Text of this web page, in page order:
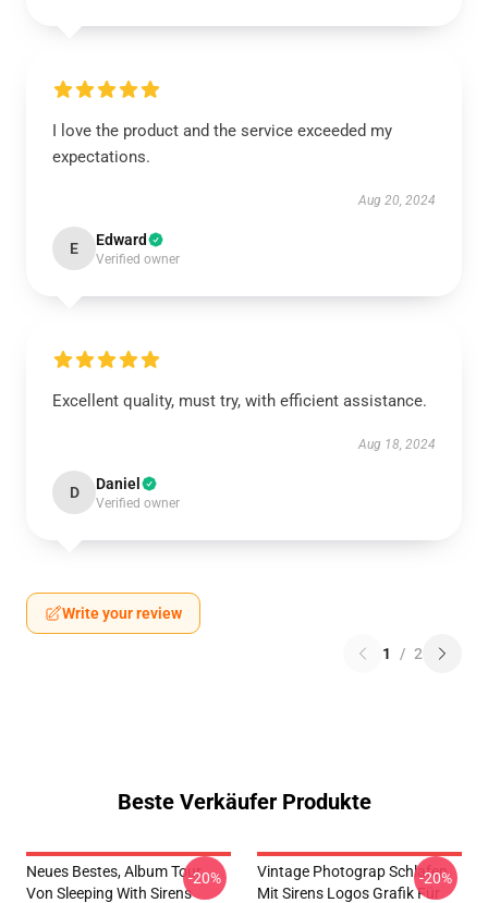
I love the product and the service exceeded my
expectations.
Aug 20, 2024
E Edward
Verified owner
Excellent quality, must try, with efficient assistance.
Aug 18, 2024
D Daniel
Verified owner
Write your review
1 / 2
Beste Verkäufer Produkte
Neues Bestes, Album Tour
Von Sleeping With Sirens
-20%
Vintage Photograp Schlafen
Mit Sirens Logos Grafik Für
-20%